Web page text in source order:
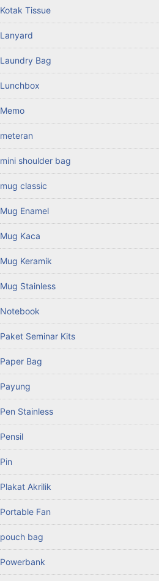
Kotak Tissue
Lanyard
Laundry Bag
Lunchbox
Memo
meteran
mini shoulder bag
mug classic
Mug Enamel
Mug Kaca
Mug Keramik
Mug Stainless
Notebook
Paket Seminar Kits
Paper Bag
Payung
Pen Stainless
Pensil
Pin
Plakat Akrilik
Portable Fan
pouch bag
Powerbank